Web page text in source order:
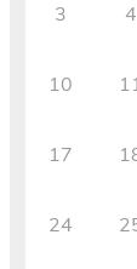
3 4
10
17
24